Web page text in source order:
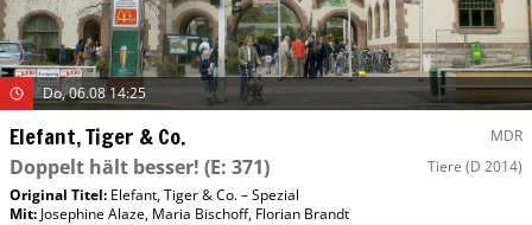
Do, 06.08 14:25
Elefant, Tiger & Co. MDR
Doppelt hält besser! (E: 371) Tiere (D 2014)
Original Titel: Elefant, Tiger & Co. – Spezial
Mit: Josephine Alaze, Maria Bischoff, Florian Brandt